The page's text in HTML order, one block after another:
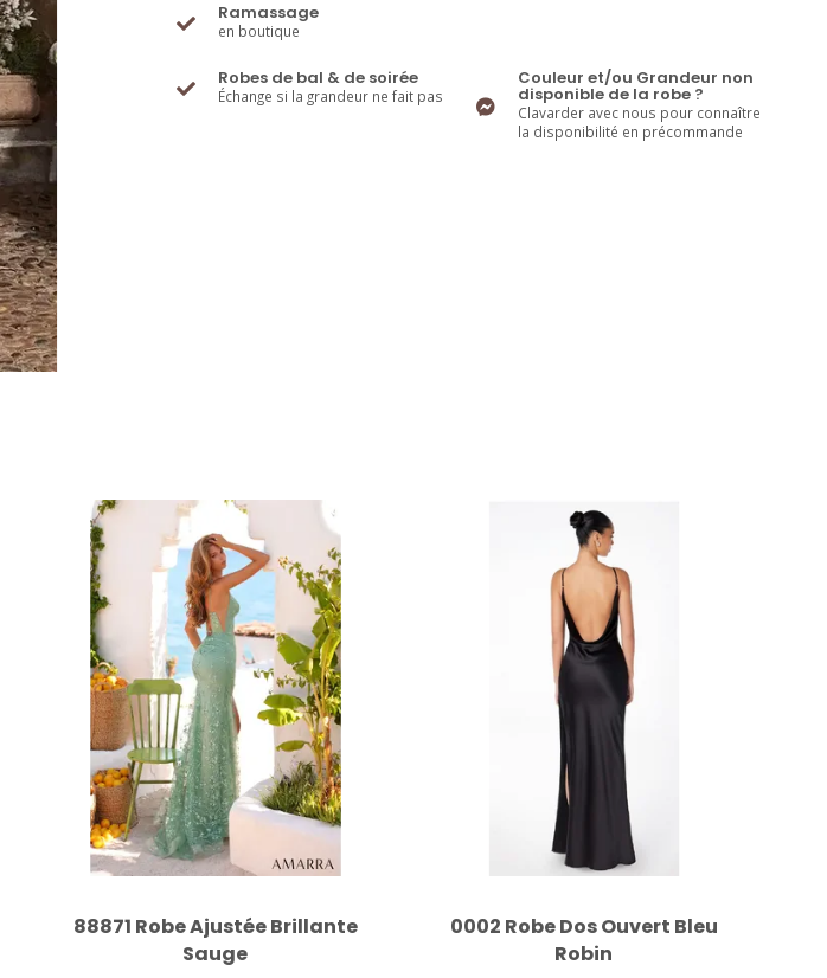
Ramassage
en boutique
Robes de bal & de soirée
Échange si la grandeur ne fait pas
Couleur et/ou Grandeur non
disponible de la robe ?
Clavarder avec nous pour connaître
la disponibilité en précommande
88871 Robe Ajustée Brillante
Sauge
0002 Robe Dos Ouvert Bleu
Robin